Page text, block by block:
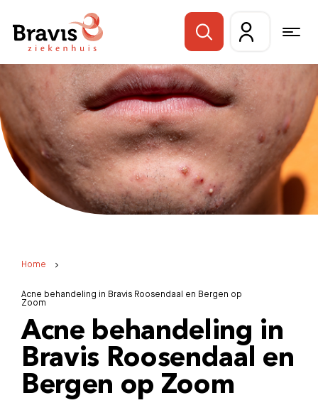
Home
Acne behandeling in Bravis Roosendaal en Bergen op
Zoom
Acne behandeling in
Bravis Roosendaal en
Bergen op Zoom